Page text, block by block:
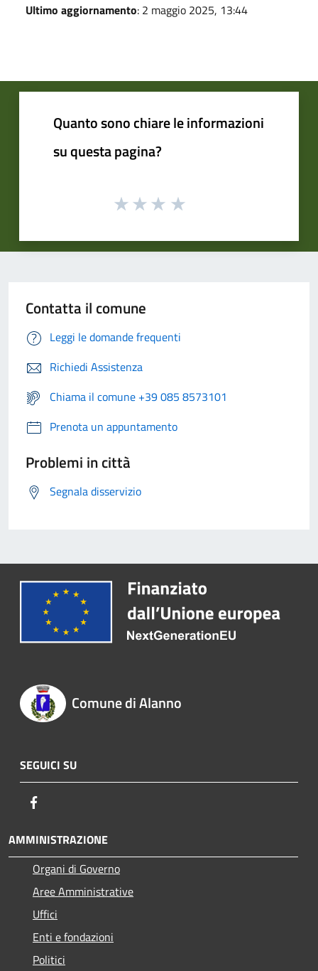
Ultimo aggiornamento: 2 maggio 2025, 13:44
Quanto sono chiare le informazioni
su questa pagina?
Contatta il comune
Leggi le domande frequenti
Richiedi Assistenza
Chiama il comune +39 085 8573101
Prenota un appuntamento
Problemi in città
Segnala disservizio
Comune di Alanno
SEGUICI SU
AMMINISTRAZIONE
Organi di Governo
Aree Amministrative
Uffici
Enti e fondazioni
Politici